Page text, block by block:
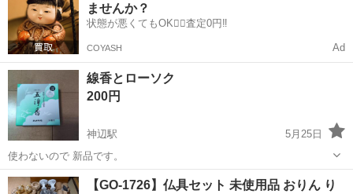
ませんか？
状態が悪くてもOK🙆‍♀️査定0円‼️
COYASH Ad
線香とローソク
200円
神辺駅
5月25日
使わないので 新品です。
広島 福山市 冠婚葬祭 線香
【GO-1726】仏具セット 未使用品 おりん り